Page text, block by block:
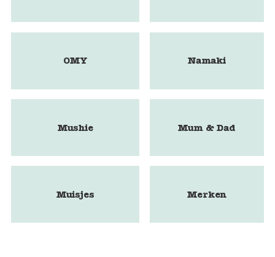
OMY Namaki
Mushie Mum & Dad
Muisjes Merken